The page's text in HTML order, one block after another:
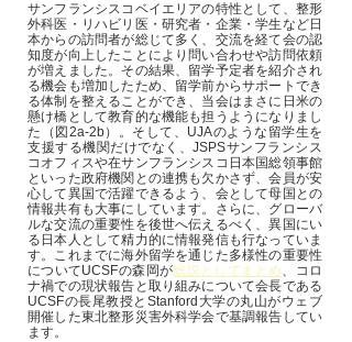
サンフランシスコベイエリアの特性として、整形
外科医・リハビリ医・研究者・企業・学生など日
本からの訪問者が総じて多く、交流を経て会の認
知度が向上したことにより問い合わせや訪問依頼
が増えました。その結果、留学予定者を紹介され
る機会も増加したため、留学前からサポートでき
る体制を整えることができ、当会はまさに日米の
懸け橋として教育的な機能も担うようになりまし
た（図2a-2b）。そして、UJAのような留学生を
支援する機関だけでなく、JSPSサンフランシス
コオフィスや在サンフランシスコ日本国総領事館
といった政府機関との連携も欠かさず、会員が安
心して異国で活躍できるよう、会として母国との
情報共有も大事にしています。さらに、グローバ
ルな交流の重要性を後世へ伝えるべく、異国にい
る日本人として精力的に情報発信も行なっていま
す。これまでに海外留学を通じた多様性の重要性
についてUCSFの森岡が総説としてまとめ、コロ
ナ禍での現状報告と取り組みについて会長である
UCSFの長尾教授とStanford大学の丸山がウェブ
開催した東北整形災害外科学会で基調報告してい
ます。